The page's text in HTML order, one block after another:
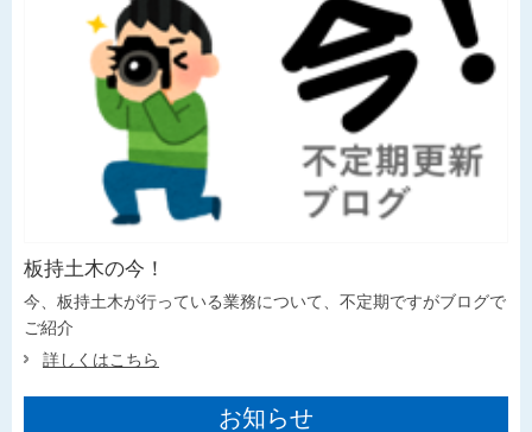
板持土木の今！
今、板持土木が行っている業務について、不定期ですがブログで
ご紹介
詳しくはこちら
お知らせ